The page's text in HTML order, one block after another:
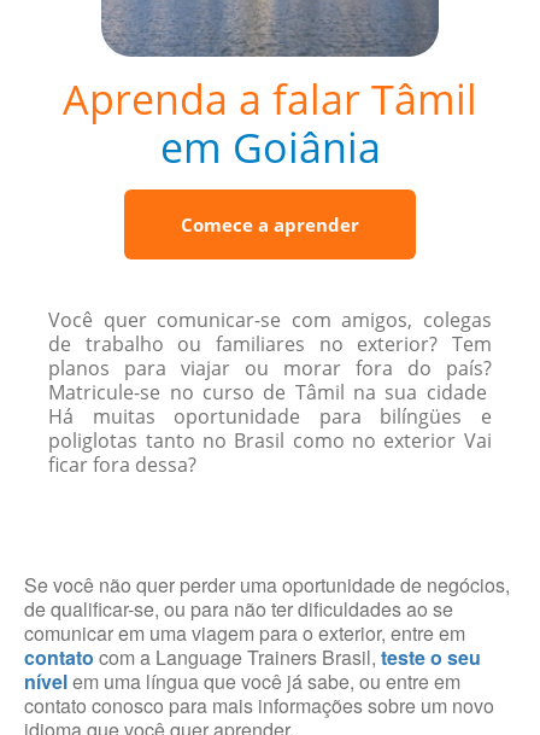
Aprenda a falar Tâmil
em Goiânia
Comece a aprender
Você quer comunicar-se com amigos, colegas
de trabalho ou familiares no exterior? Tem
planos para viajar ou morar fora do país?
Matricule-se no curso de Tâmil na sua cidade
Há muitas oportunidade para bilíngües e
poliglotas tanto no Brasil como no exterior Vai
ficar fora dessa?
Se você não quer perder uma oportunidade de negócios,
de qualificar-se, ou para não ter dificuldades ao se
comunicar em uma viagem para o exterior, entre em
contato com a Language Trainers Brasil, teste o seu
nívelem uma língua que você já sabe, ou entre em
contato conosco para mais informações sobre um novo